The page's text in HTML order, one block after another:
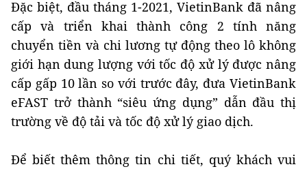
Đặc biệt, đầu tháng 1-2021, VietinBank đã nâng
cấp và triển khai thành công 2 tính năng
chuyển tiền và chi lương tự động theo lô không
giới hạn dung lượng với tốc độ xử lý được nâng
cấp gấp 10 lần so với trước đây, đưa VietinBank
eFAST trở thành “siêu ứng dụng” dẫn đầu thị
trường về độ tải và tốc độ xử lý giao dịch.
Để biết thêm thông tin chi tiết, quý khách vui